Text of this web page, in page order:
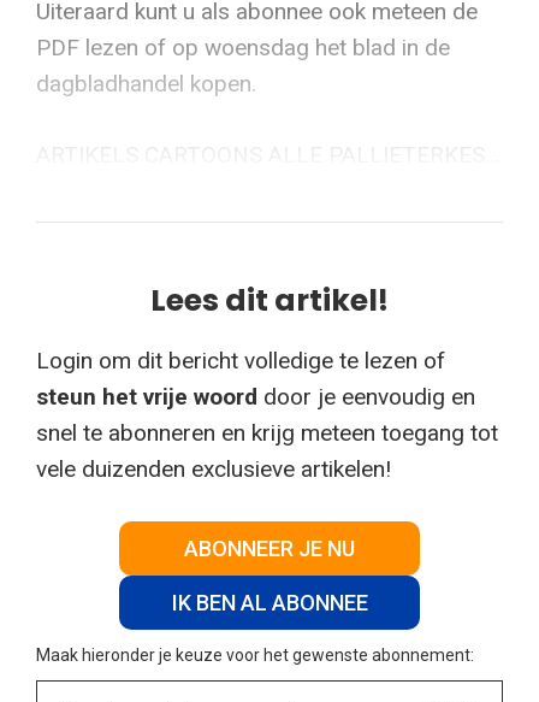
Uiteraard kunt u als abonnee ook meteen de
PDF lezen of op woensdag het blad in de
dagbladhandel kopen.
Lees dit artikel!
Login om dit bericht volledige te lezen of
steun het vrije woord door je eenvoudig en
snel te abonneren en krijg meteen toegang tot
vele duizenden exclusieve artikelen!
ABONNEER JE NU
IK BEN AL ABONNEE
Maak hieronder je keuze voor het gewenste abonnement: